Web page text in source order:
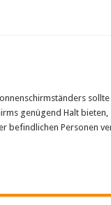
genügend Halt
Personen